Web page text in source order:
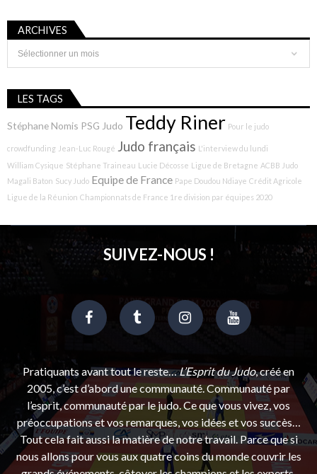
ARCHIVES
Archives
LES TAGS
Stéphane Nomis PSG Judo Teddy Riner Pour le judo
crowdfunding Jean-Luc Rougé Judo français L'interview du lundi
William Cysique Stéphane Traineau Lucie Décosse Ligue de Bretagne ACBB Judo
Magali Baton Sucy Judo Equipe de France Pape Doudou Ndiaye Crédit Agricole
Ligue de la Réunion Championnats de France 1re division par équipes 2020
SUIVEZ-NOUS !
Pratiquants avant tout le reste…L’Esprit du Judo, créé en
2005, c’est d’abord une communauté. Communauté par
l’esprit, communauté par le judo. Ce que vous vivez, vos
préoccupations et vos remarques, vos idées et vos succès…
Tout cela fait aussi la matière de notre travail. Parce que si
nous allons pour vous aux quatre coins du monde couvrir les